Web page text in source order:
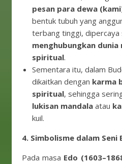
pesan para dewa
bentuk tubuh yang
terbang tinggi, dipercaya
menghubungkan dunia
spiritual.
Sementara itu, dalam
dikaitkan dengan karma
spiritual, sehingga
lukisan mandala atau
kuil.
4. Simbolisme dalam Seni
Pada masa Edo